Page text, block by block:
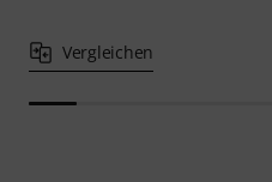
Vergleichen